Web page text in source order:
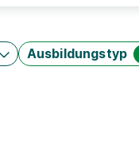
Ausbildungstyp